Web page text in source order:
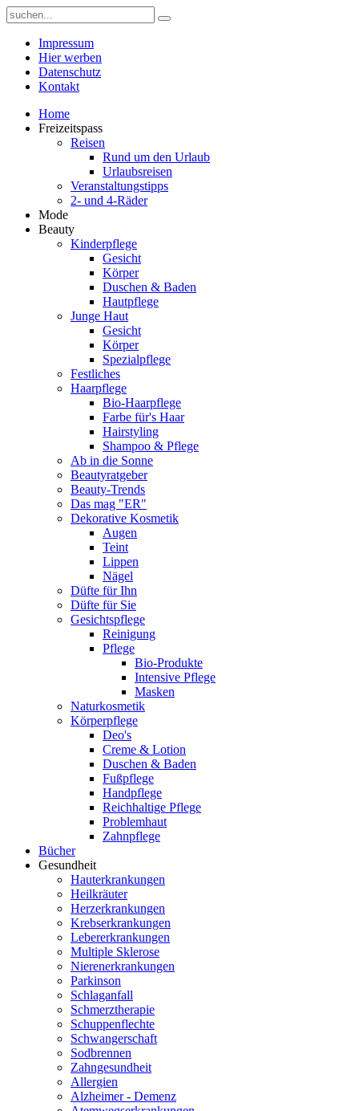
Impressum
Hier werben
Datenschutz
Kontakt
Home
Freizeitspass
Reisen
Rund um den Urlaub
Urlaubsreisen
Veranstaltungstipps
2- und 4-Räder
Mode
Beauty
Kinderpflege
Gesicht
Körper
Duschen & Baden
Hautpflege
Junge Haut
Gesicht
Körper
Spezialpflege
Festliches
Haarpflege
Bio-Haarpflege
Farbe für's Haar
Hairstyling
Shampoo & Pflege
Ab in die Sonne
Beautyratgeber
Beauty-Trends
Das mag "ER"
Dekorative Kosmetik
Augen
Teint
Lippen
Nägel
Düfte für Ihn
Düfte für Sie
Gesichtspflege
Reinigung
Pflege
Bio-Produkte
Intensive Pflege
Masken
Naturkosmetik
Körperpflege
Deo's
Creme & Lotion
Duschen & Baden
Fußpflege
Handpflege
Reichhaltige Pflege
Problemhaut
Zahnpflege
Bücher
Gesundheit
Hauterkrankungen
Heilkräuter
Herzerkrankungen
Krebserkrankungen
Lebererkrankungen
Multiple Sklerose
Nierenerkrankungen
Parkinson
Schlaganfall
Schmerztherapie
Schuppenflechte
Schwangerschaft
Sodbrennen
Zahngesundheit
Allergien
Alzheimer - Demenz